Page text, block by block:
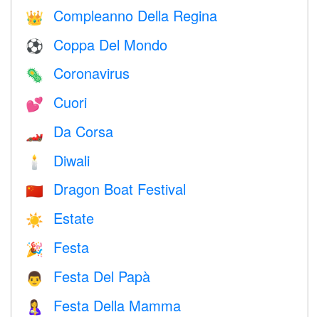
👑 Compleanno Della Regina
⚽ Coppa Del Mondo
🦠 Coronavirus
💕 Cuori
🏎 Da Corsa
🕯 Diwali
🇨🇳 Dragon Boat Festival
☀️ Estate
🎉 Festa
👨 Festa Del Papà
🤱 Festa Della Mamma